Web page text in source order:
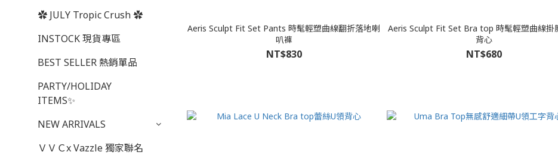
✿ JULY Tropic Crush ✿
INSTOCK 現貨專區
BEST SELLER 熱銷單品
PARTY/HOLIDAY
ITEMS✨
NEW ARRIVALS
ＶＶＣx Vazzle 獨家聯名
Aeris Sculpt Fit Set Pants 時髦輕塑曲線翻折落地喇
叭褲
NT$830
Aeris Sculpt Fit Set Bra top 時髦輕塑曲線掛脖胸墊
背心
NT$680